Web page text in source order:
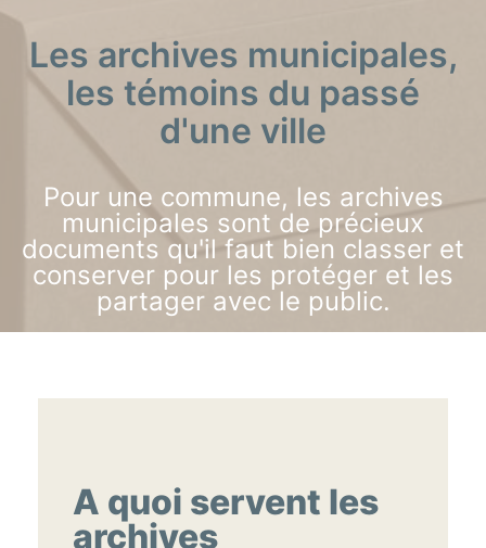
Les archives municipales,
les témoins du passé
d'une ville
Pour une commune, les archives
municipales sont de précieux
documents qu'il faut bien classer et
conserver pour les protéger et les
partager avec le public.
A quoi servent les
archives